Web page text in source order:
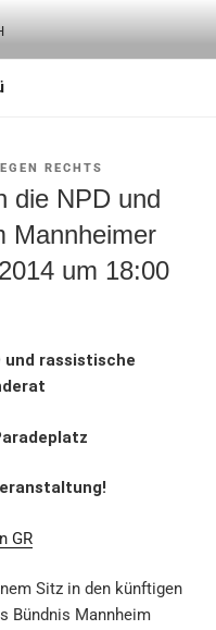
RECHTS
die NPD und
Mannheimer
um 18:00
und rassistische
Sitz in den künftigen
Bündnis Mannheim